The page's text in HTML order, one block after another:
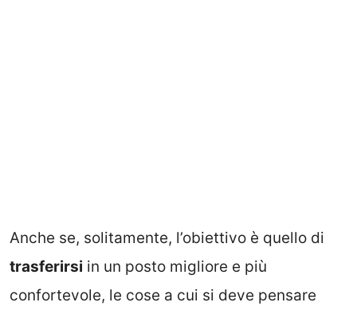
Anche se, solitamente, l’obiettivo è quello di
trasferirsi in un posto migliore e più
confortevole, le cose a cui si deve pensare